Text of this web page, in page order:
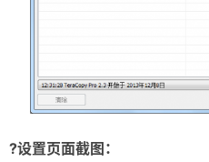
?设置页面截图：